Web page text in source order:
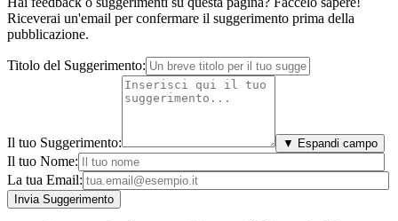
Riceverai un'email per confermare il suggerimento prima della
pubblicazione.
Titolo del Suggerimento:
Il tuo Suggerimento: ▼ Espandi campo
Il tuo Nome:
La tua Email: